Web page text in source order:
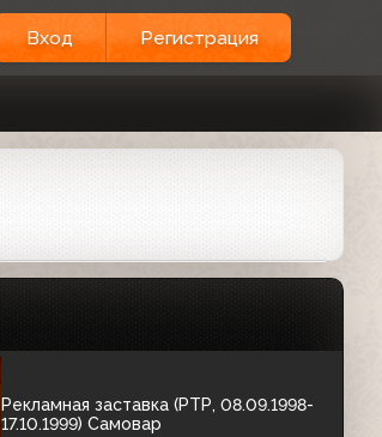
Вход Регистрация
Рекламная заставка (РТР, 08.09.1998-
Рекламная заставка (РТР, 08.09.1998-
17.10.1999) Самовар